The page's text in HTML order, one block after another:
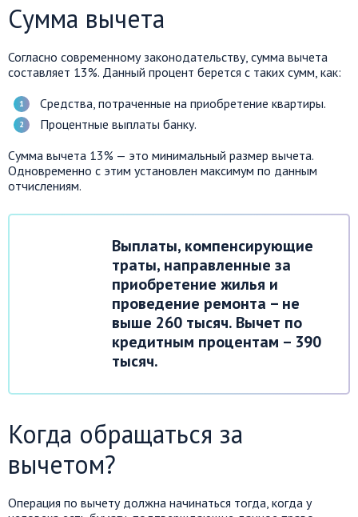
Сумма вычета
Согласно современному законодательству, сумма вычета
составляет 13%. Данный процент берется с таких сумм, как:
Средства, потраченные на приобретение квартиры.
Процентные выплаты банку.
Сумма вычета 13% — это минимальный размер вычета.
Одновременно с этим установлен максимум по данным
отчислениям.
Выплаты, компенсирующие
траты, направленные за
приобретение жилья и
проведение ремонта – не
выше 260 тысяч. Вычет по
кредитным процентам – 390
тысяч.
Когда обращаться за
вычетом?
Операция по вычету должна начинаться тогда, когда у